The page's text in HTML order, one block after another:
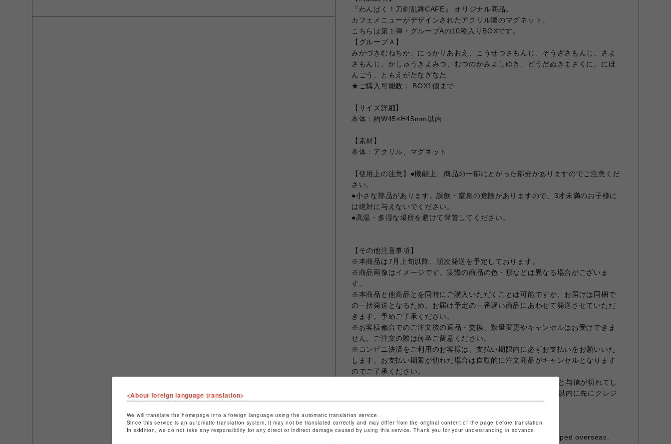
『わんぱく！刀剣乱舞CAFE』 オリジナル商品。
カフェメニューがデザインされたアクリル製のマグネット。
こちらは第１弾・グループAの10種入りBOXです。
【グループＡ】
みかづきむねちか、にっかりあおえ、こうせつさもんじ、そうざさもんじ、さよ
さもんじ、かしゅうきよみつ、むつのかみよしゆき、どうだぬきまさくに、にほ
んごう、ともえがたなぎなた
★ご購入可能数： BOX1個まで
【サイズ詳細】
本体：約W45×H45mm以内
【素材】
本体：アクリル、マグネット
【使用上の注意】●機能上、商品の一部にとがった部分がありますのでご注意くだ
さい。
●小さな部品があります。誤飲・窒息の危険がありますので、3才未満のお子様に
は絶対に与えないでください。
●高温・多湿な場所を避けて保管してください。
【その他注意事項】
※本商品は7月上旬以降、順次発送を予定しております。
※商品画像はイメージです。実際の商品の色・形などは異なる場合がございま
す。
※本商品と他商品とを同時にご購入いただくことは可能ですが、お届けは同梱で
の一括発送となるため、お届け予定の一番遅い商品にあわせて発送させていただ
きます。予めご了承ください。
※お客様都合でのご注文後の返品・交換、数量変更やキャンセルはお受けできま
せん。ご注文の際は何卒ご留意ください。
※コンビニ決済をご利用のお客様は、支払い期限内に必ずお支払いをお願いいた
します。お支払い期限が切れた場合は自動的に注文商品がキャンセルとなります
のでご了承ください。
※クレジットカード決済の場合、オーダーから30日を超えますと与信が切れてし
まう場合がございますため、商品発送前でもオーダーから30日以内に先にクレジ
ット決済をさせていただきますこと、予めご了承願います。
※お届け日の日時指定は承っておりません。
※ギフトラッピング、領収書発行は承っておりません。
※海外発送は対応しておりません。 -This item cannot be shipped overseas.
<About foreign language translation>
We will translate the homepage into a foreign language using the automatic translation service.
Since this service is an automatic translation system, it may not be translated correctly and may differ from the original content of the page before translation.
In addition, we do not take any responsibility for any direct or indirect damage caused by using this service. Thank you for your understanding in advance.